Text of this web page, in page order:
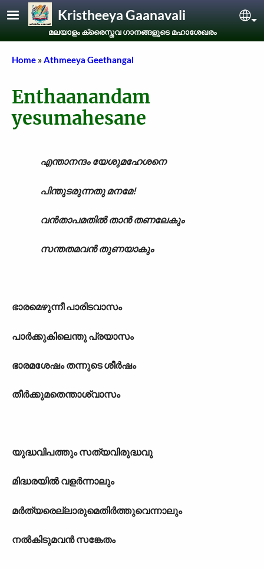
Skip to main contentKristheeya Gaanavali
മലയാളം ക്രൈസ്തവ ഗാനങ്ങളുടെ മഹാശേഖരം
Breadcrumb
Home Athmeeya Geethangal
Enthaanandam
yesumahesane
എന്താനന്ദം യേശുമഹേശനെ
പിന്തുടരുന്നതു മനമേ!
വൻതാപമതിൽ താൻ തണലേകും
സന്തതമവൻ തുണയാകും
ഭാരമെഴുന്നീ പാരിടവാസം
പാർക്കുകിലെന്തു പ്രയാസം
ഭാരമശേഷം തന്നുടെ ശീർഷം
തീർക്കുമതെന്താശ്വാസം
യുദ്ധവിപത്തും സത്യവിരുദ്ധവു
മിദ്ധരയിൽ വളർന്നാലും
മർത്യരെല്ലാരുമെതിർത്തുവെന്നാലും
നൽകിടുമവൻ സങ്കേതം